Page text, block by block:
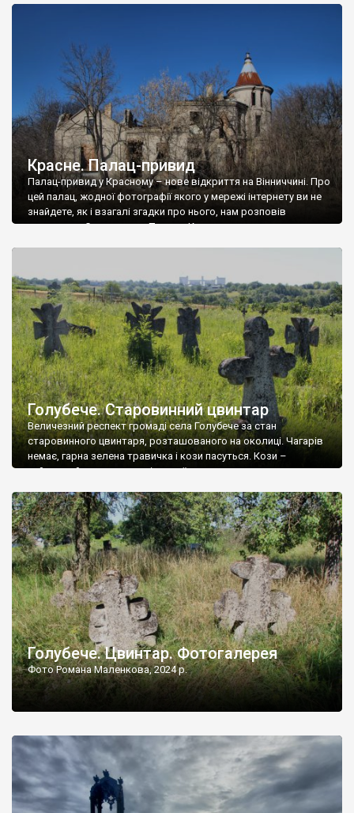
Красне. Палац-привид
Палац-привид у Красному – нове відкриття на Вінниччині. Про
цей палац, жодної фотографії якого у мережі інтернету ви не
знайдете, як і взагалі згадки про нього, нам розповів
мешканець Самгородка. Палац у Красному вразив не лише
Голубече. Старовинний цвинтар
Величезний респект громаді села Голубече за стан
старовинного цвинтаря, розташованого на околиці. Чагарів
немає, гарна зелена травичка і кози пасуться. Кози –
найкращий регулятор шкідливої, для старих кладовищ,
бруньками, кози ті бруньки обгризають, бо то улюблений
делікатес. На цвинтарі у Голубечому ціла колекція
різноманітних форм хрестів. Село відносно невелике, […]
Голубече. Цвинтар. Фотогалерея
Фото Романа Маленкова, 2024 р.